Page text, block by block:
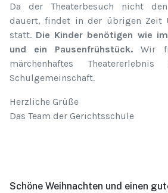
Da der Theaterbesuch nicht
dauert, findet in der übrigen Zeit
statt. Die Kinder benötigen wie
und ein Pausenfrühstück.Wir
märchenhaftes
Schulgemeinschaft.
Herzliche Grüße
Das Team der Gerichtsschule
Schöne Weihnachten und einen